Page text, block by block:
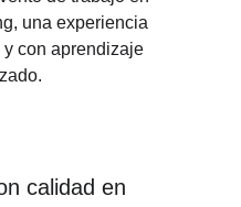
una experiencia
con aprendizaje
calidad en